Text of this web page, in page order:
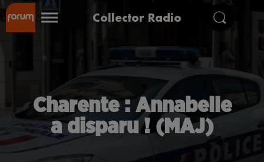
Collector Radio
Charente : Annabelle
a disparu ! (MAJ)